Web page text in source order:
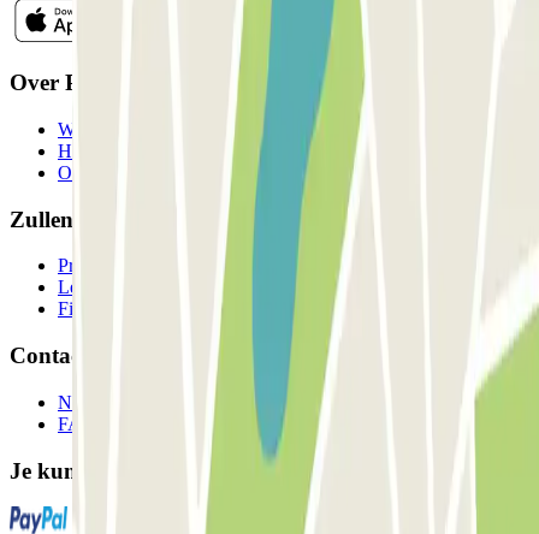
Over Parclick
Wie we zijn
Hoe het werkt
Onze parkeergarages
Zullen we samenwerken?
Professionals
Leverancier parkeren
Filialen
Contact
Neem contact met ons op
FAQ
Je kunt deze betaalmethoden gebruiken: